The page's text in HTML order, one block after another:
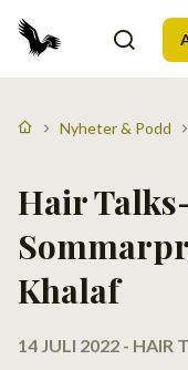
Nyheter & Podd
Hair
Khalaf
14 JULI 2022 - HAIR